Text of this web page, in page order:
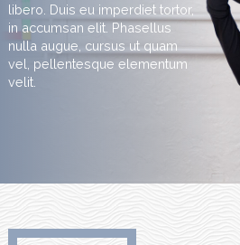
libero. Duis eu imperdiet tortor,
in accumsan elit. Phasellus
nulla augue, cursus ut quam
vel, pellentesque elementum
velit.